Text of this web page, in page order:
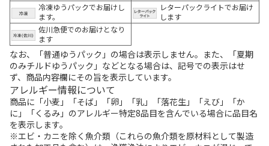
冷凍ゆうパックでお届けし
ます。
レターパックライトでお届け
します
佐川急便でのお届けとなり
ます
なお、「普通ゆうパック」の場合は表示しません。また、「夏期
のみチルドゆうパック」などとなる場合は、記号での表示はせ
ず、商品内容欄にその旨を表示しています。
アレルギー情報について
商品に「小麦」「そば」「卵」「乳」「落花生」「えび」「か
に」「くるみ」のアレルギー特定8品目を含んでいる場合に品目名
を表示します。
※エビ・カニを除く魚介類（これらの魚介類を原材料として製造